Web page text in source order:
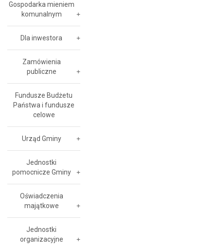
Gospodarka mieniem
komunalnym
Dla inwestora
Zamówienia
publiczne
Fundusze Budżetu
Państwa i fundusze
celowe
Urząd Gminy
Jednostki
pomocnicze Gminy
Oświadczenia
majątkowe
Jednostki
organizacyjne